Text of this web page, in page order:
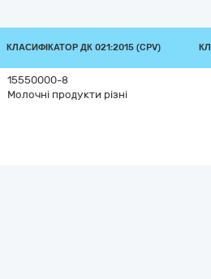
КЛАСИФІКАТОР ДК 021:2015 (CPV)
15550000-8
Молочні продукти різні